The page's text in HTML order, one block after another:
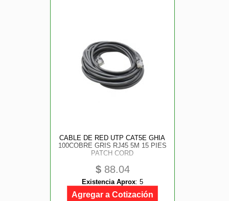
CABLE DE RED UTP CAT5E GHIA
100COBRE GRIS RJ45 5M 15 PIES
PATCH CORD
$88.04
Existencia Aprox: 5
Agregar a Cotización